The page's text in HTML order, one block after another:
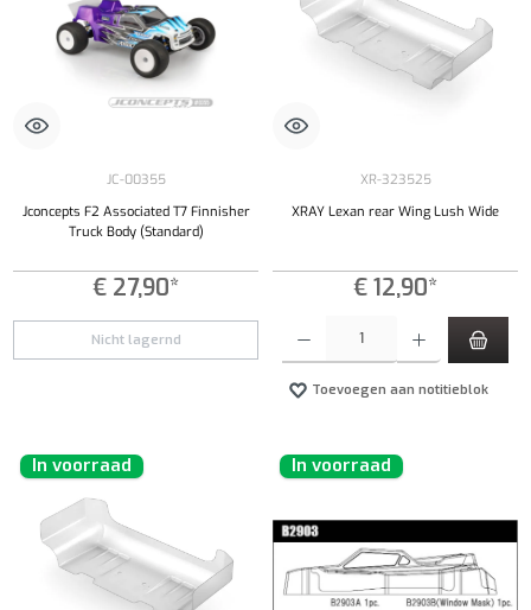
JC-00355
Jconcepts F2 Associated T7 Finnisher
Truck Body (Standard)
€ 27,90*
Nicht lagernd
XR-323525
XRAY Lexan rear Wing Lush Wide
€ 12,90*
Toevoegen aan notitieblok
In voorraad In voorraad